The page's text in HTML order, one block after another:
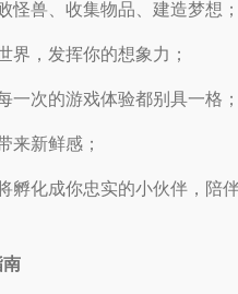
怪兽、收集物品、建造梦想
界，发挥你的想象力；
一次的游戏体验都别具一格
来新鲜感；
孵化成你忠实的小伙伴，陪